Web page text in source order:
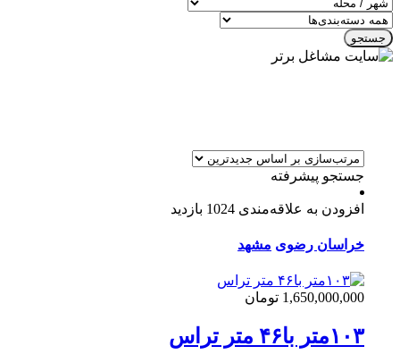
جستجو
جستجو پیشرفته
افزودن به علاقه‌مندی 1024 بازدید
خراسان رضوی مشهد
1,650,000,000 تومان
۱۰۳متر با۴۶ متر تراس